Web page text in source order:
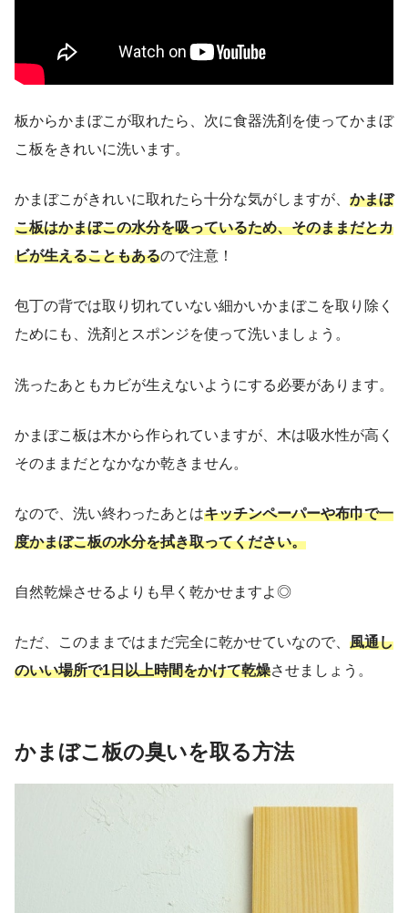
板からかまぼこが取れたら、次に食器洗剤を使ってかまぼ
こ板をきれいに洗います。
かまぼこがきれいに取れたら十分な気がしますが、 かまぼ
こ板はかまぼこの水分を吸っているため、そのままだとカ
ビが生えることもあるので注意！
包丁の背では取り切れていない細かいかまぼこを取り除く
ためにも、洗剤とスポンジを使って洗いましょう。
洗ったあともカビが生えないようにする必要があります。
かまぼこ板は木から作られていますが、木は吸水性が高く
そのままだとなかなか乾きません。
なので、洗い終わったあとはキッチンペーパーや布巾で一
度かまぼこ板の水分を拭き取ってください。
自然乾燥させるよりも早く乾かせますよ◎
ただ、このままではまだ完全に乾かせていなので、 風通し
のいい場所で1日以上時間をかけて乾燥させましょう。
かまぼこ板の臭いを取る方法